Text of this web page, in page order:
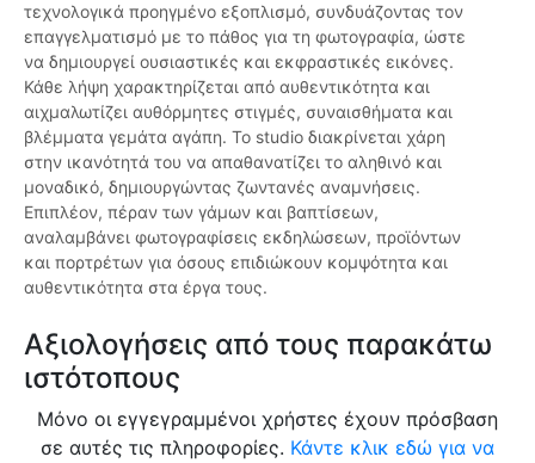
τεχνολογικά προηγμένο εξοπλισμό, συνδυάζοντας τον
επαγγελματισμό με το πάθος για τη φωτογραφία, ώστε
να δημιουργεί ουσιαστικές και εκφραστικές εικόνες.
Κάθε λήψη χαρακτηρίζεται από αυθεντικότητα και
αιχμαλωτίζει αυθόρμητες στιγμές, συναισθήματα και
βλέμματα γεμάτα αγάπη. Το studio διακρίνεται χάρη
στην ικανότητά του να απαθανατίζει το αληθινό και
μοναδικό, δημιουργώντας ζωντανές αναμνήσεις.
Επιπλέον, πέραν των γάμων και βαπτίσεων,
αναλαμβάνει φωτογραφίσεις εκδηλώσεων, προϊόντων
και πορτρέτων για όσους επιδιώκουν κομψότητα και
αυθεντικότητα στα έργα τους.
Αξιολογήσεις από τους παρακάτω
ιστότοπους
Μόνο οι εγγεγραμμένοι χρήστες έχουν πρόσβαση
σε αυτές τις πληροφορίες. Κάντε κλικ εδώ για να